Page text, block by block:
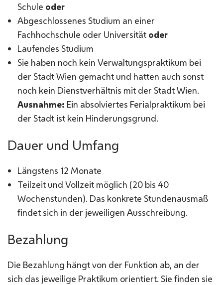
Schule oder
Abgeschlossenes Studium an einer
Fachhochschule oder Universität oder
Laufendes Studium
Sie haben noch kein Verwaltungspraktikum bei
der Stadt Wien gemacht und hatten auch sonst
noch kein Dienstverhältnis mit der Stadt Wien.
Ausnahme: Ein absolviertes Ferialpraktikum bei
der Stadt ist kein Hinderungsgrund.
Dauer und Umfang
Längstens 12 Monate
Teilzeit und Vollzeit möglich (20 bis 40
Wochenstunden). Das konkrete Stundenausmaß
findet sich in der jeweiligen Ausschreibung.
Bezahlung
Die Bezahlung hängt von der Funktion ab, an der
sich das jeweilige Praktikum orientiert. Sie finden sie